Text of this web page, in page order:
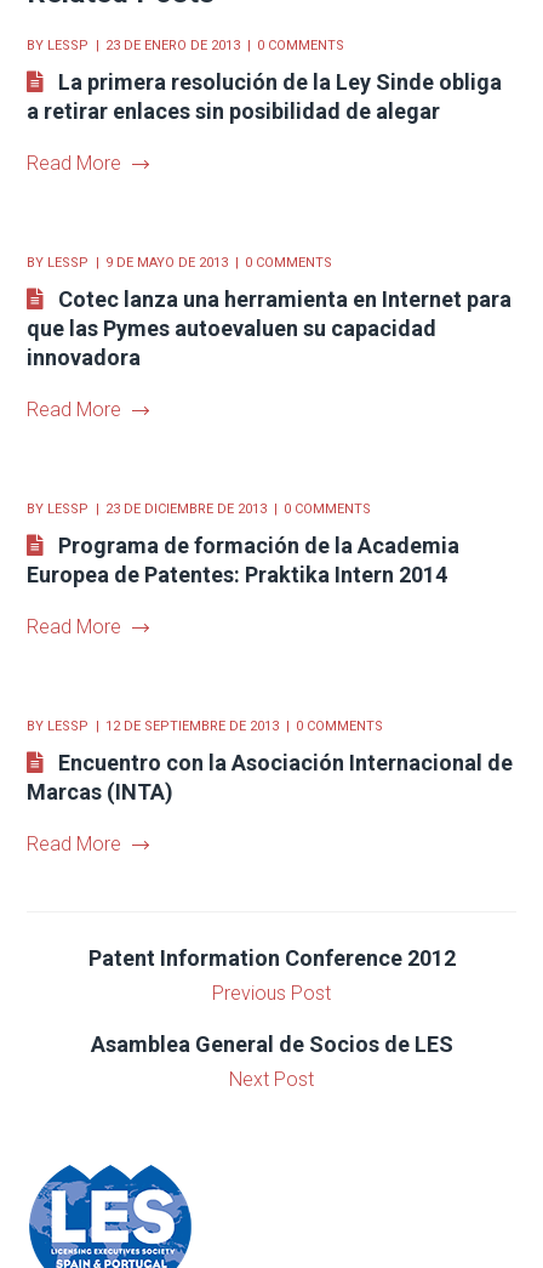
BY LESSP 23 DE ENERO DE 2013 0 COMMENTS
La primera resolución de la Ley Sinde obliga
a retirar enlaces sin posibilidad de alegar
Read More
BY LESSP 9 DE MAYO DE 2013 0 COMMENTS
Cotec lanza una herramienta en Internet para
que las Pymes autoevaluen su capacidad
innovadora
Read More
BY LESSP 23 DE DICIEMBRE DE 2013 0 COMMENTS
Programa de formación de la Academia
Europea de Patentes: Praktika Intern 2014
Read More
BY LESSP 12 DE SEPTIEMBRE DE 2013 0 COMMENTS
Encuentro con la Asociación Internacional de
Marcas (INTA)
Read More
Patent Information Conference 2012
Previous Post
Asamblea General de Socios de LES
Next Post